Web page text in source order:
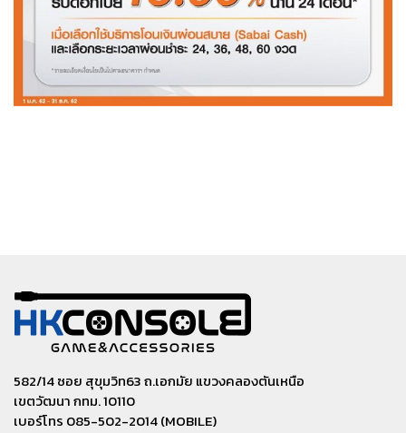
582/14 ซอย สุขุมวิท63 ถ.เอกมัย แขวงคลองตันเหนือ
เขตวัฒนา กทม. 10110
เบอร์โทร 085-502-2014 (MOBILE)